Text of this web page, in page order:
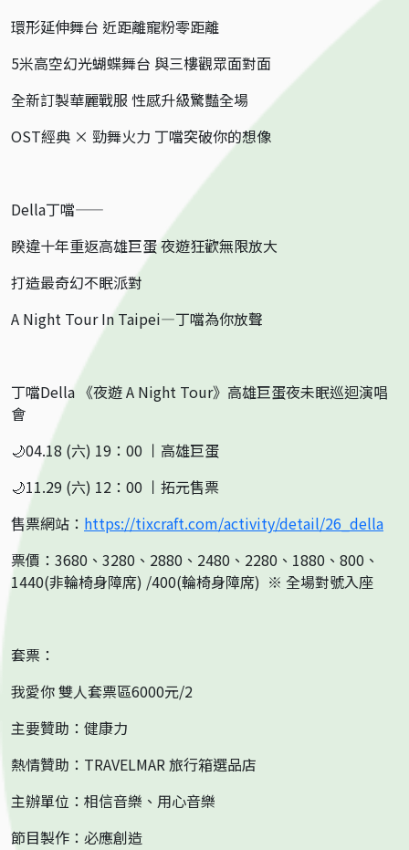
環形延伸舞台 近距離寵粉零距離
5米高空幻光蝴蝶舞台 與三樓觀眾面對面
全新訂製華麗戰服 性感升級驚豔全場
OST經典 × 勁舞火力 丁噹突破你的想像
Della丁噹——
睽違十年重返高雄巨蛋 夜遊狂歡無限放大
打造最奇幻不眠派對
A Night Tour In Taipei—丁噹為你放聲
丁噹Della 《夜遊 A Night Tour》高雄巨蛋夜未眠巡迴演唱
會
🌙04.18 (六) 19：00 丨高雄巨蛋
🌙11.29 (六) 12：00 丨拓元售票
售票網站： https://tixcraft.com/activity/detail/26_della
票價：3680、3280、2880、2480、2280、1880、800、
1440(非輪椅身障席) /400(輪椅身障席) ※ 全場對號入座
套票：
我愛你 雙人套票區6000元/2
主要贊助：健康力
熱情贊助：TRAVELMAR 旅行箱選品店
主辦單位：相信音樂、用心音樂
節目製作：必應創造